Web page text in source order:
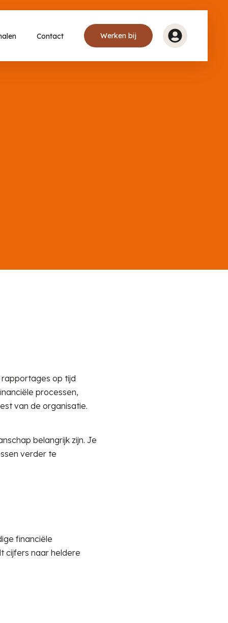
Contact Werken bij
rapportages op tijd
processen,
van de organisatie.
belangrijk zijn. Je
verder te
financiële
cijfers naar heldere